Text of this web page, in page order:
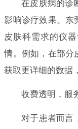
在皮肤病的诊
影响诊疗效果。东
皮肤科需求的仪
情。例如，在部分
获取更详细的数据
收费透明，服
对于患者而言